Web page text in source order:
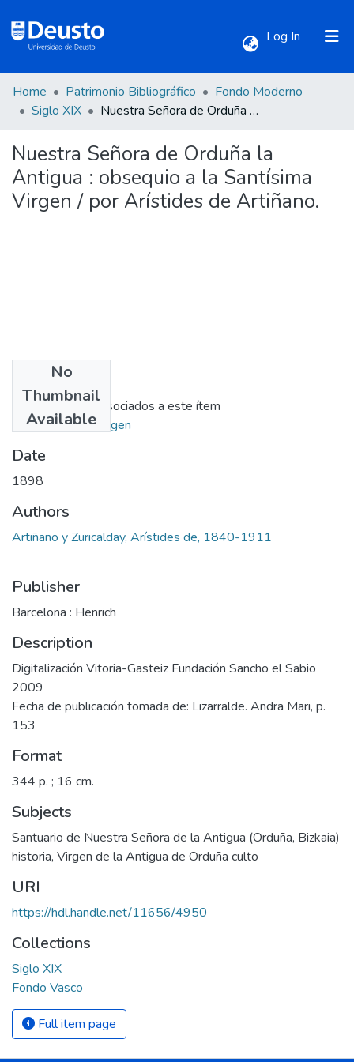
Log In (current)
Communities & Collections
All of DSpace
Statistics
Home Patrimonio Bibliográfico
Fondo Moderno
Siglo XIX
Nuestra Señora de Orduña la Antigua : obsequio a la Santísima Virgen / por Arístides de Artiñano.
Nuestra Señora de Orduña la
Antigua : obsequio a la Santísima
Virgen / por Arístides de Artiñano.
No
Thumbnail
Available
No hay ficheros asociados a este ítem
Ir al repositorio origen
Date
1898
Authors
Artiñano y Zuricalday, Arístides de, 1840-1911
Publisher
Barcelona : Henrich
Description
Digitalización Vitoria-Gasteiz Fundación Sancho el Sabio
2009
Fecha de publicación tomada de: Lizarralde. Andra Mari, p.
153
Format
344 p. ; 16 cm.
Subjects
Santuario de Nuestra Señora de la Antigua (Orduña, Bizkaia)
historia, Virgen de la Antigua de Orduña culto
URI
https://hdl.handle.net/11656/4950
Collections
Siglo XIX
Fondo Vasco
Full item page